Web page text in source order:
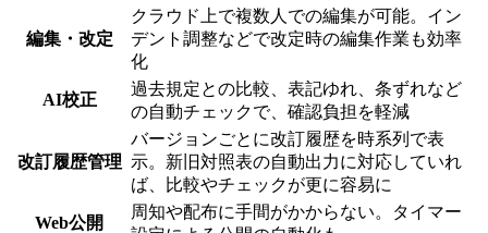
編集・改定
クラウド上で複数人での編集が可能。イン
デント調整などで改定時の編集作業も効率
化
AI校正
過去規定との比較、表記ゆれ、条ずれなど
の自動チェックで、確認負担を軽減
改訂履歴管理
バージョンごとに改訂履歴を時系列で表
示。新旧対照表の自動出力に対応していれ
ば、比較やチェックが更に容易に
Web公開
周知や配布に手間がかからない。タイマー